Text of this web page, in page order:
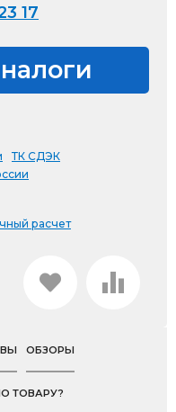
17
ТК СДЭК
расчет
ОБЗОРЫ
ТОВАРУ?